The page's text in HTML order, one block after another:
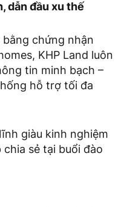
dẫn đầu xu thế
chứng nhận
KHP Land luôn
tin minh bạch –
hỗ trợ tối đa
giàu kinh nghiệm
sẻ tại buổi đào